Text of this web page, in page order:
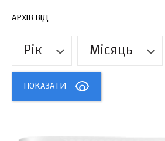
АРХІВ ВІД
Рік Місяць
ПОКАЗАТИ